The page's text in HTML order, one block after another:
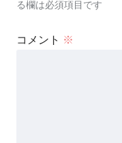
る欄は必須項目です
コメント ※